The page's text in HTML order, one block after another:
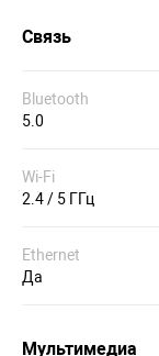
Связь
Bluetooth
5.0
Wi-Fi
2.4 / 5 ГГц
Ethernet
Да
Мультимедиа